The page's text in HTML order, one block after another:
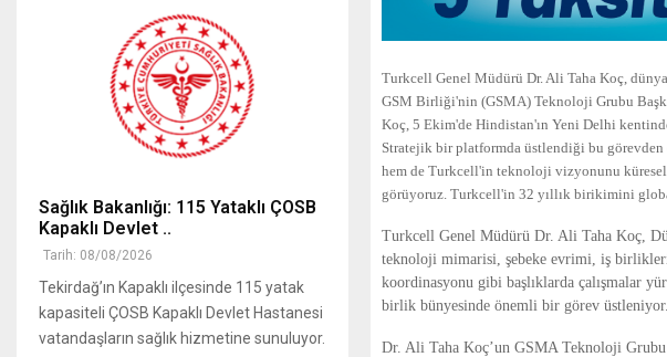
Turkcell Genel Müdürü Dr. Ali Taha Koç,
GSM Birliği'nin (GSMA) Teknoloji Grubu
Koç, 5 Ekim'de Hindistan'ın Yeni Delhi
Stratejik bir platformda üstlendiği bu
hem de Turkcell'in teknoloji vizyonunu
görüyoruz. Turkcell'in 32 yıllık birikimini
Turkcell Genel Müdürü Dr. Ali Taha Koç,
teknoloji mimarisi, şebeke evrimi, iş
koordinasyonu gibi başlıklarda çalışmalar
birlik bünyesinde önemli bir görev üstleniyor.
Dr. Ali Taha Koç’un GSMA Teknoloji
Sağlık Bakanlığı: 115 Yataklı ÇOSB
Kapaklı Devlet ..
Tarih: 08/08/2026
Tekirdağ’ın Kapaklı ilçesinde 115 yatak
kapasiteli ÇOSB Kapaklı Devlet Hastanesi
vatandaşların sağlık hizmetine sunuluyor.